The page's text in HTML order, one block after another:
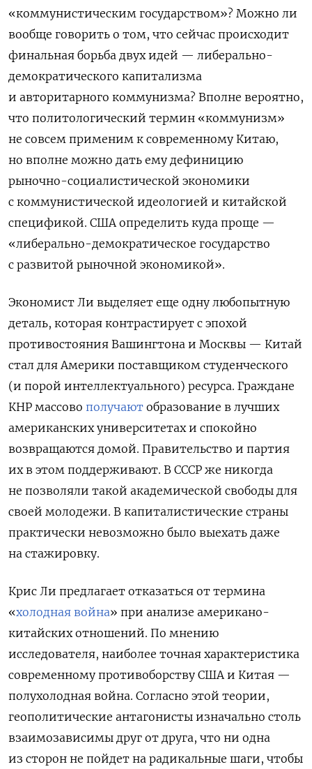
«коммунистическим государством»? Можно ли
вообще говорить о том, что сейчас происходит
финальная борьба двух идей — либерально-
демократического капитализма
и авторитарного коммунизма? Вполне вероятно,
что политологический термин «коммунизм»
не совсем применим к современному Китаю,
но вполне можно дать ему дефиницию
рыночно-социалистической экономики
с коммунистической идеологией и китайской
спецификой. США определить куда проще —
«либерально-демократическое государство
с развитой рыночной экономикой».
Экономист Ли выделяет еще одну любопытную
деталь, которая контрастирует с эпохой
противостояния Вашингтона и Москвы — Китай
стал для Америки поставщиком студенческого
(и порой интеллектуального) ресурса. Граждане
КНР массово получают образование в лучших
американских университетах и спокойно
возвращаются домой. Правительство и партия
их в этом поддерживают. В СССР же никогда
не позволяли такой академической свободы для
своей молодежи. В капиталистические страны
практически невозможно было выехать даже
на стажировку.
Крис Ли предлагает отказаться от термина
«холодная война» при анализе американо-
китайских отношений. По мнению
исследователя, наиболее точная характеристика
современному противоборству США и Китая —
полухолодная война. Согласно этой теории,
геополитические антагонисты изначально столь
взаимозависимы друг от друга, что ни одна
из сторон не пойдет на радикальные шаги, чтобы